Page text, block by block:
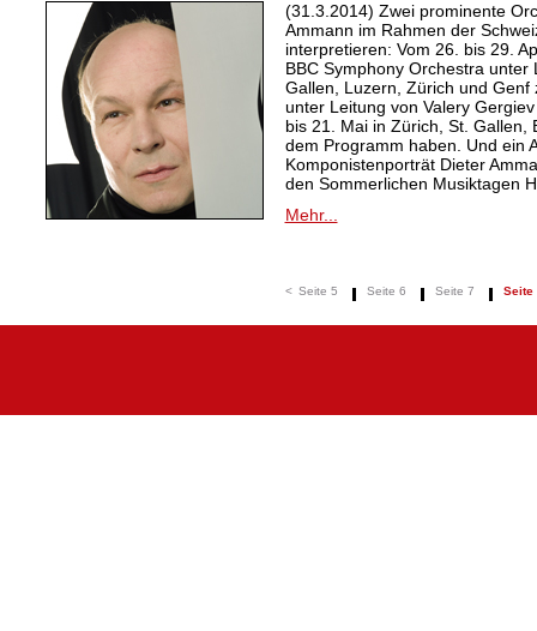
(31.3.2014) Zwei prominente
Ammann im Rahmen der
interpretieren: Vom 26. bis 29.
BBC Symphony Orchestra
Gallen, Luzern, Zürich und
unter Leitung von Valery
bis 21. Mai in Zürich, St.
dem Programm haben. Und ein
Komponistenporträt Dieter
den Sommerlichen Musiktagen
Mehr...
< Seite 5 Seite 6 Seite 7 Seite